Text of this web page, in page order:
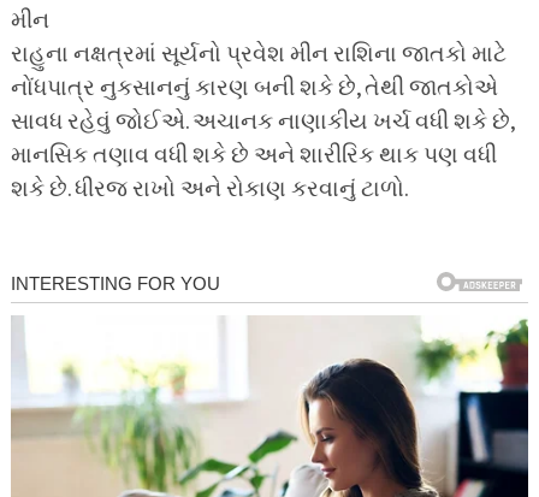
મીન
રાહુના નક્ષત્રમાં સૂર્યનો પ્રવેશ મીન રાશિના જાતકો માટે
નોંધપાત્ર નુકસાનનું કારણ બની શકે છે, તેથી જાતકોએ
સાવધ રહેવું જોઈએ. અચાનક નાણાકીય ખર્ચ વધી શકે છે,
માનસિક તણાવ વધી શકે છે અને શારીરિક થાક પણ વધી
શકે છે. ધીરજ રાખો અને રોકાણ કરવાનું ટાળો.